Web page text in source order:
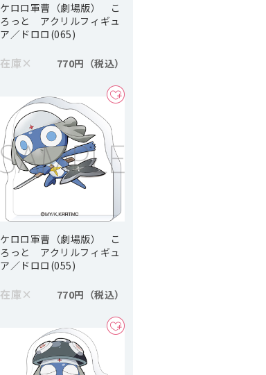
ケロロ軍曹（劇場版） こ
ろっと アクリルフィギュ
ア／ドロロ(065)
在庫× 770円
ケロロ軍曹（劇場版） こ
ろっと アクリルフィギュ
ア／ドロロ(055)
在庫× 770円